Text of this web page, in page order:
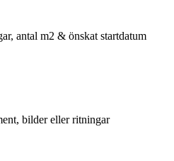
antal m2 & önskat startdatum
bilder eller ritningar